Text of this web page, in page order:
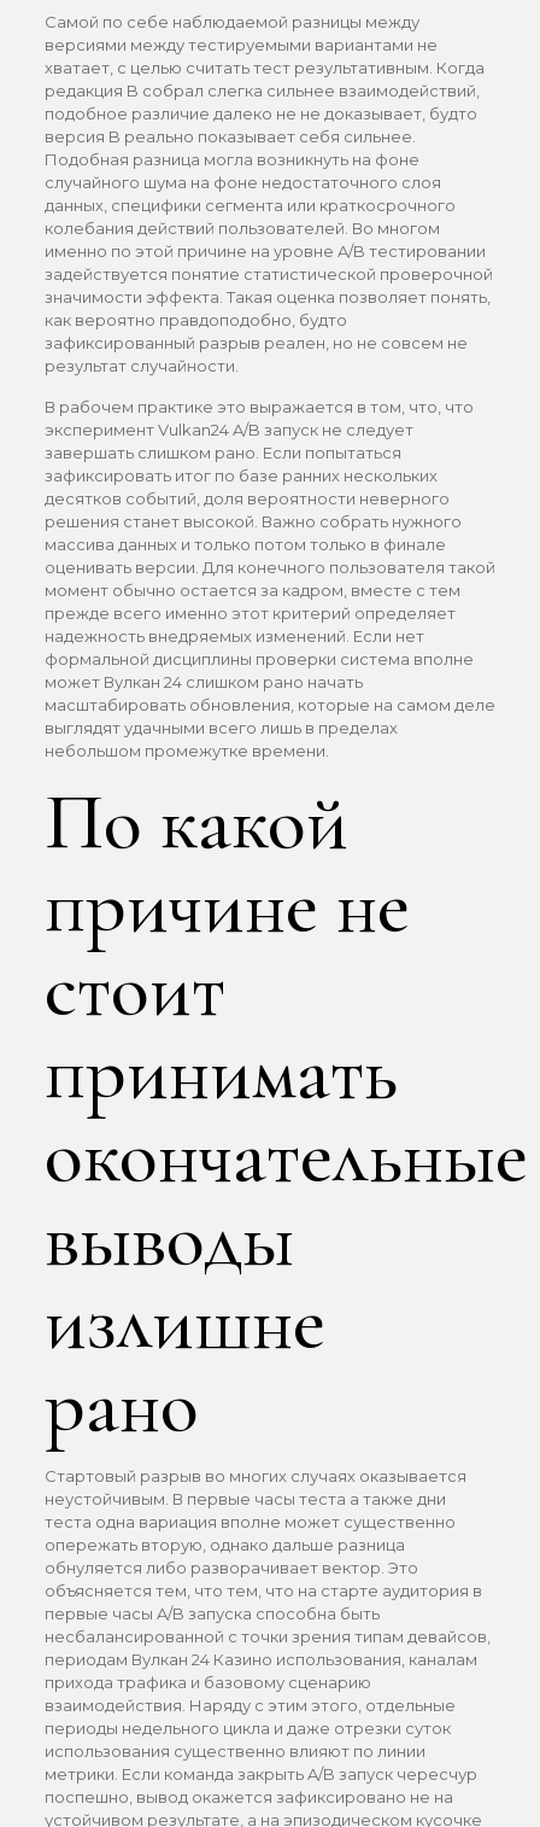
Самой по себе наблюдаемой разницы между
версиями между тестируемыми вариантами не
хватает, с целью считать тест результативным. Когда
редакция B собрал слегка сильнее взаимодействий,
подобное различие далеко не не доказывает, будто
версия B реально показывает себя сильнее.
Подобная разница могла возникнуть на фоне
случайного шума на фоне недостаточного слоя
данных, специфики сегмента или краткосрочного
колебания действий пользователей. Во многом
именно по этой причине на уровне A/B тестировании
задействуется понятие статистической проверочной
значимости эффекта. Такая оценка позволяет понять,
как вероятно правдоподобно, будто
зафиксированный разрыв реален, но не совсем не
результат случайности.
В рабочем практике это выражается в том, что, что
эксперимент Vulkan24 A/B запуск не следует
завершать слишком рано. Если попытаться
зафиксировать итог по базе ранних нескольких
десятков событий, доля вероятности неверного
решения станет высокой. Важно собрать нужного
массива данных и только потом только в финале
оценивать версии. Для конечного пользователя такой
момент обычно остается за кадром, вместе с тем
прежде всего именно этот критерий определяет
надежность внедряемых изменений. Если нет
формальной дисциплины проверки система вполне
может Вулкан 24 слишком рано начать
масштабировать обновления, которые на самом деле
выглядят удачными всего лишь в пределах
небольшом промежутке времени.
По какой
причине не
стоит
принимать
окончательные
выводы
излишне
рано
Стартовый разрыв во многих случаях оказывается
неустойчивым. В первые часы теста а также дни
теста одна вариация вполне может существенно
опережать вторую, однако дальше разница
обнуляется либо разворачивает вектор. Это
объясняется тем, что тем, что на старте аудитория в
первые часы A/B запуска способна быть
несбалансированной с точки зрения типам девайсов,
периодам Вулкан 24 Казино использования, каналам
прихода трафика и базовому сценарию
взаимодействия. Наряду с этим этого, отдельные
периоды недельного цикла и даже отрезки суток
использования существенно влияют по линии
метрики. Если команда закрыть A/B запуск чересчур
поспешно, вывод окажется зафиксировано не на
устойчивом результате, а на эпизодическом кусочке